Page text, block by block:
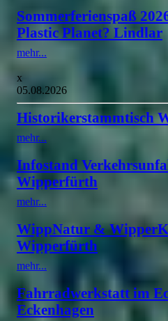
Sommerferienspaß
Plastic Planet? Lindlar
mehr...
x
05.08.2026
Historikerstammtisch
mehr...
Infostand
Wipperfürth
mehr...
WippNatur &
Wipperfürth
mehr...
Fahrradwerkstatt im
Eckenhagen